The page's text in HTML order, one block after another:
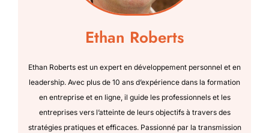
Ethan Roberts
Ethan Roberts est un expert en développement personnel et en
leadership. Avec plus de 10 ans d’expérience dans la formation
en entreprise et en ligne, il guide les professionnels et les
entreprises vers l’atteinte de leurs objectifs à travers des
stratégies pratiques et efficaces. Passionné par la transmission